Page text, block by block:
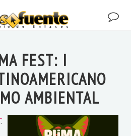
FEST: I
AMBIENTAL
.